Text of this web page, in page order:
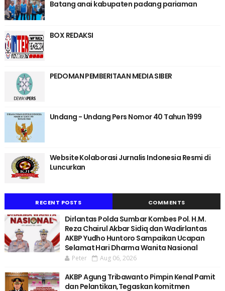
Batang anai kabupaten padang pariaman
BOX REDAKSI
PEDOMAN PEMBERITAAN MEDIA SIBER
Undang - Undang Pers Nomor 40 Tahun 1999
Website Kolaborasi Jurnalis Indonesia Resmi di
Luncurkan
RECENT POSTS COMMENTS
Dirlantas Polda Sumbar Kombes Pol. H.M.
Reza Chairul Akbar Sidiq dan Wadirlantas
AKBP Yudho Huntoro Sampaikan Ucapan
Selamat Hari Dharma Wanita Nasional
Peter Aug 06, 2026
AKBP Agung Tribawanto Pimpin Kenal Pamit
dan Pelantikan,Tegaskan komitmen